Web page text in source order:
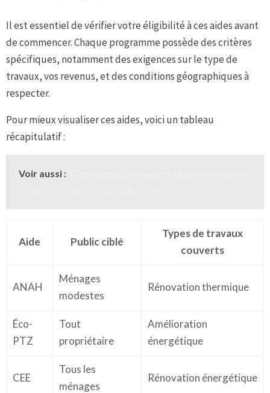
Il est essentiel de vérifier votre éligibilité à ces aides avant
de commencer. Chaque programme possède des critères
spécifiques, notamment des exigences sur le type de
travaux, vos revenus, et des conditions géographiques à
respecter.
Pour mieux visualiser ces aides, voici un tableau
récapitulatif :
Voir aussi :
Aide Public ciblé
Types de travaux
couverts
ANAH
Ménages
modestes
Rénovation thermique
Éco-
PTZ
Tout
propriétaire
Amélioration
énergétique
CEE
Tous les
ménages
Rénovation énergétique